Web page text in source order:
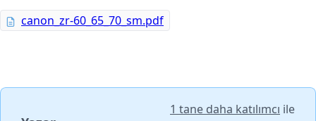
canon_zr-60_65_70_sm.pdf
1 tane daha katılımcı ile